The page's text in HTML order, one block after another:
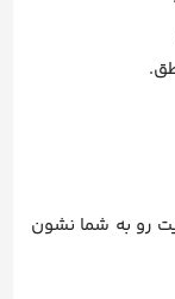
رو به شما نشون